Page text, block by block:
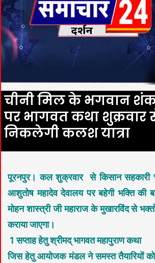
चीनी मिल के भगवान
पर भागवत कथा शुक्रवार
निकलेगी कलश यात्रा
पूरनपुर। कल शुक्रवार से किसान सहकारी
आशुतोष महादेव देवालय पर बहेगी भक्ति की
मोहन शास्त्री जी महाराज के मुखारविंद से
कराया जाएगा।
1 सप्ताह हेतु श्रीमद् भागवत महापुराण कथा
जिस हेतु आयोजक मंडल ने समस्त तैयारियों